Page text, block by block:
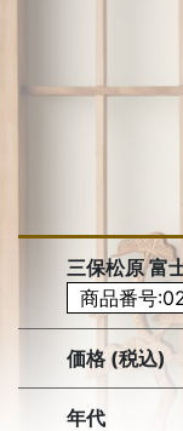
三保松原 富
商品番号
価格 (税込)
年代